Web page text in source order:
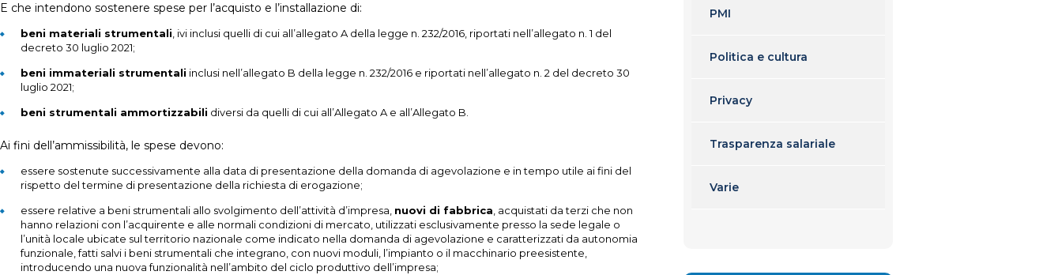
E che intendono sostenere spese per l’acquisto e l’installazione di:
beni materiali strumentali, ivi inclusi quelli di cui all’allegato A della legge n. 232/2016, riportati nell’allegato n. 1 del
decreto 30 luglio 2021;
beni immateriali strumentali inclusi nell’allegato B della legge n. 232/2016 e riportati nell’allegato n. 2 del decreto 30
luglio 2021;
beni strumentali ammortizzabili diversi da quelli di cui all’Allegato A e all’Allegato B.
Ai fini dell’ammissibilità, le spese devono:
essere sostenute successivamente alla data di presentazione della domanda di agevolazione e in tempo utile ai fini del
rispetto del termine di presentazione della richiesta di erogazione;
essere relative a beni strumentali allo svolgimento dell’attività d’impresa, nuovi di fabbrica, acquistati da terzi che non
hanno relazioni con l’acquirente e alle normali condizioni di mercato, utilizzati esclusivamente presso la sede legale o
l’unità locale ubicate sul territorio nazionale come indicato nella domanda di agevolazione e caratterizzati da autonomia
funzionale, fatti salvi i beni strumentali che integrano, con nuovi moduli, l’impianto o il macchinario preesistente,
introducendo una nuova funzionalità nell’ambito del ciclo produttivo dell’impresa;
PMI
Politica e cultura
Privacy
Trasparenza salariale
Varie